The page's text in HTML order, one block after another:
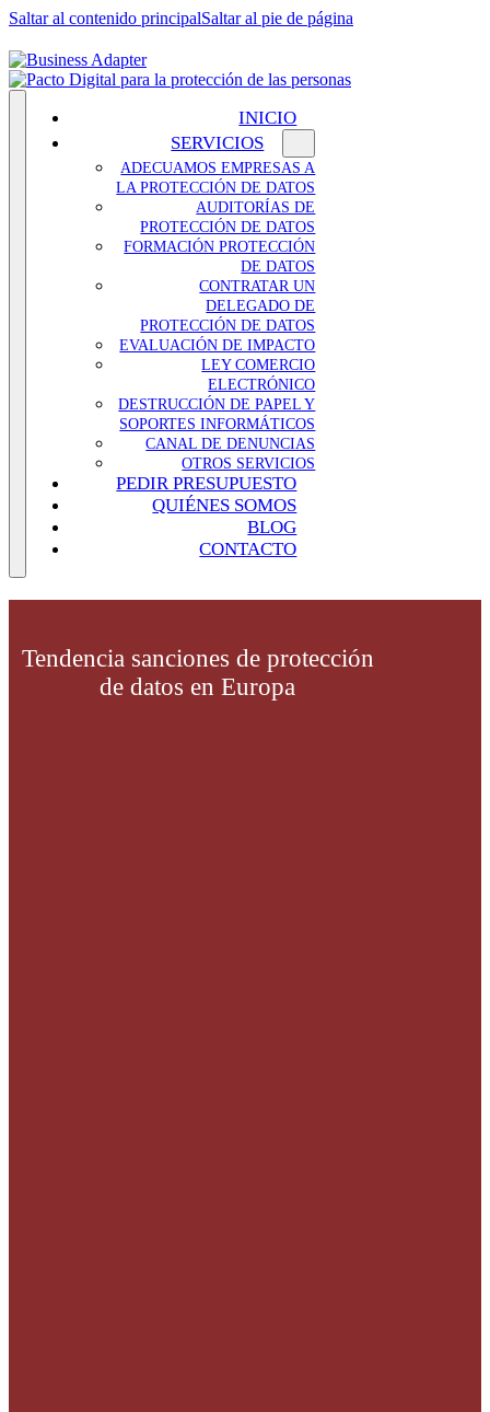
Saltar al contenido principalSaltar al pie de página
INICIO
SERVICIOS
ADECUAMOS EMPRESAS A
LA PROTECCIÓN DE DATOS
AUDITORÍAS DE
PROTECCIÓN DE DATOS
FORMACIÓN PROTECCIÓN
DE DATOS
CONTRATAR UN
DELEGADO DE
PROTECCIÓN DE DATOS
EVALUACIÓN DE IMPACTO
LEY COMERCIO
ELECTRÓNICO
DESTRUCCIÓN DE PAPEL Y
SOPORTES INFORMÁTICOS
CANAL DE DENUNCIAS
OTROS SERVICIOS
PEDIR PRESUPUESTO
QUIÉNES SOMOS
BLOG
CONTACTO
Tendencia sanciones de protección
de datos en Europa